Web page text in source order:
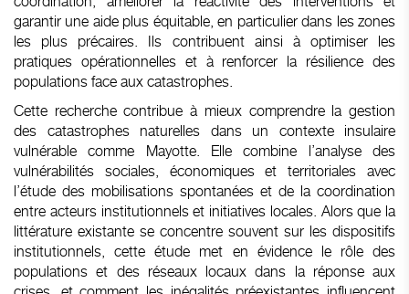
garantir une aide plus équitable, en particulier dans les zones
les plus précaires. Ils contribuent ainsi à optimiser les
pratiques opérationnelles et à renforcer la résilience des
populations face aux catastrophes.
Cette recherche contribue à mieux comprendre la gestion
des catastrophes naturelles dans un contexte insulaire
vulnérable comme Mayotte. Elle combine l’analyse des
vulnérabilités sociales, économiques et territoriales avec
l’étude des mobilisations spontanées et de la coordination
entre acteurs institutionnels et initiatives locales. Alors que la
littérature existante se concentre souvent sur les dispositifs
institutionnels, cette étude met en évidence le rôle des
populations et des réseaux locaux dans la réponse aux